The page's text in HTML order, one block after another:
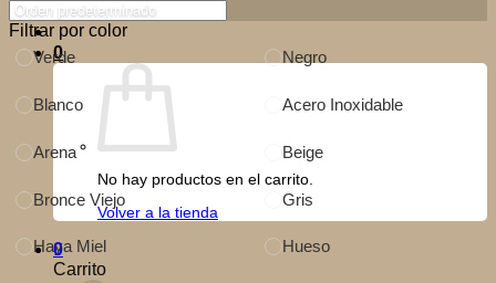
0
No hay productos en el carrito.
Volver a la tienda
0
Carrito
Filtrar por color
Verde
Negro
Blanco Acero Inoxidable
Arena Beige
Bronce Viejo Gris
Haya Miel Hueso